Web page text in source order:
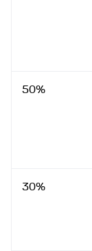
50%
30%